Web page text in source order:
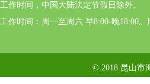
工作时间，中国大陆法定节假日除外。
工作时间：周一至周六 早8:00-晚18:00。
© 2018 昆山市